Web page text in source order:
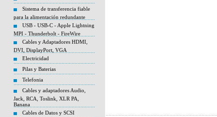
Sistema de transferencia fiable
para la alimentación redundante
USB - USB-C - Apple Lightning
MPI - Thunderbolt - FireWire
Cables y Adaptadores HDMI,
DVI, DisplayPort, VGA
Electricidad
Pilas y Baterias
Telefonia
Cables y adaptadores Audio,
Jack, RCA, Toslink, XLR PA,
Banana
Cables de Datos y SCSI